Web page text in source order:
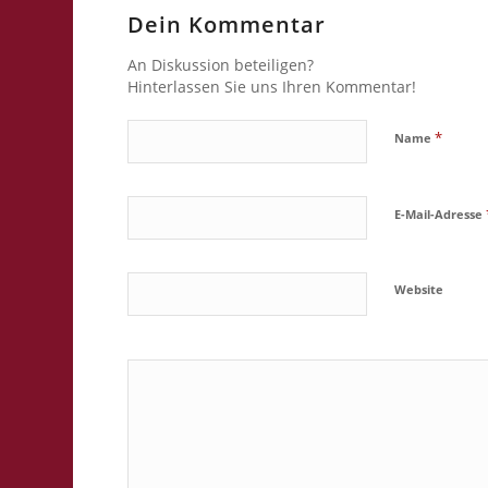
Dein Kommentar
An Diskussion beteiligen?
Hinterlassen Sie uns Ihren Kommentar!
Name*
E-Mail-Adresse
Website